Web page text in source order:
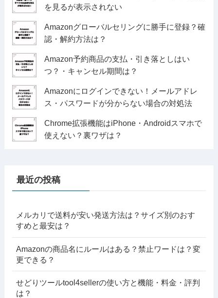
を見るが表示されない
Amazonグローバルセリングに勝手に登録？確
認・解約方法は？
Amazon予約商品の支払・引き落としはい
つ？・キャンセル期間は？
Amazonにログインできない！メールアドレ
ス・パスワードが分からない場合の対処法
Chrome拡張機能はiPhone・Androidスマホで
使えない？裏ワザは？
最近の投稿
メルカリで送料が安い発送方法は？サイズ別のおす
すめと最安は？
Amazonの商品名にルールはある？禁止ワードは？変
更できる？
せどりツールtool4sellerの使い方と機能・料金・評判
は？